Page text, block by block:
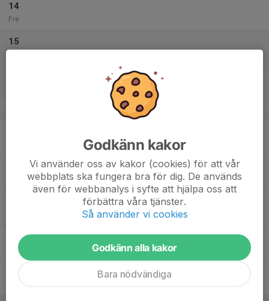
14
Fre
15
v.34
Tor
Godkänn kakor
Vi använder oss av kakor (cookies) för att vår
webbplats ska fungera bra för dig. De används
även för webbanalys i syfte att hjälpa oss att
förbättra våra tjänster.
Så använder vi cookies
Godkänn alla kakor
Bara nödvändiga